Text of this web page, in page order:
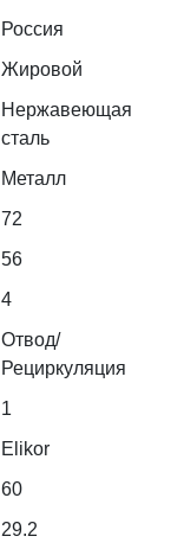
Россия
Жировой
Нержавеющая
сталь
Металл
72
56
4
Отвод/
Рециркуляция
1
Elikor
60
29.2